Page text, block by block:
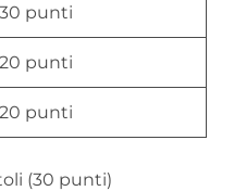
30 punti
20 punti
20 punti
(30 punti)